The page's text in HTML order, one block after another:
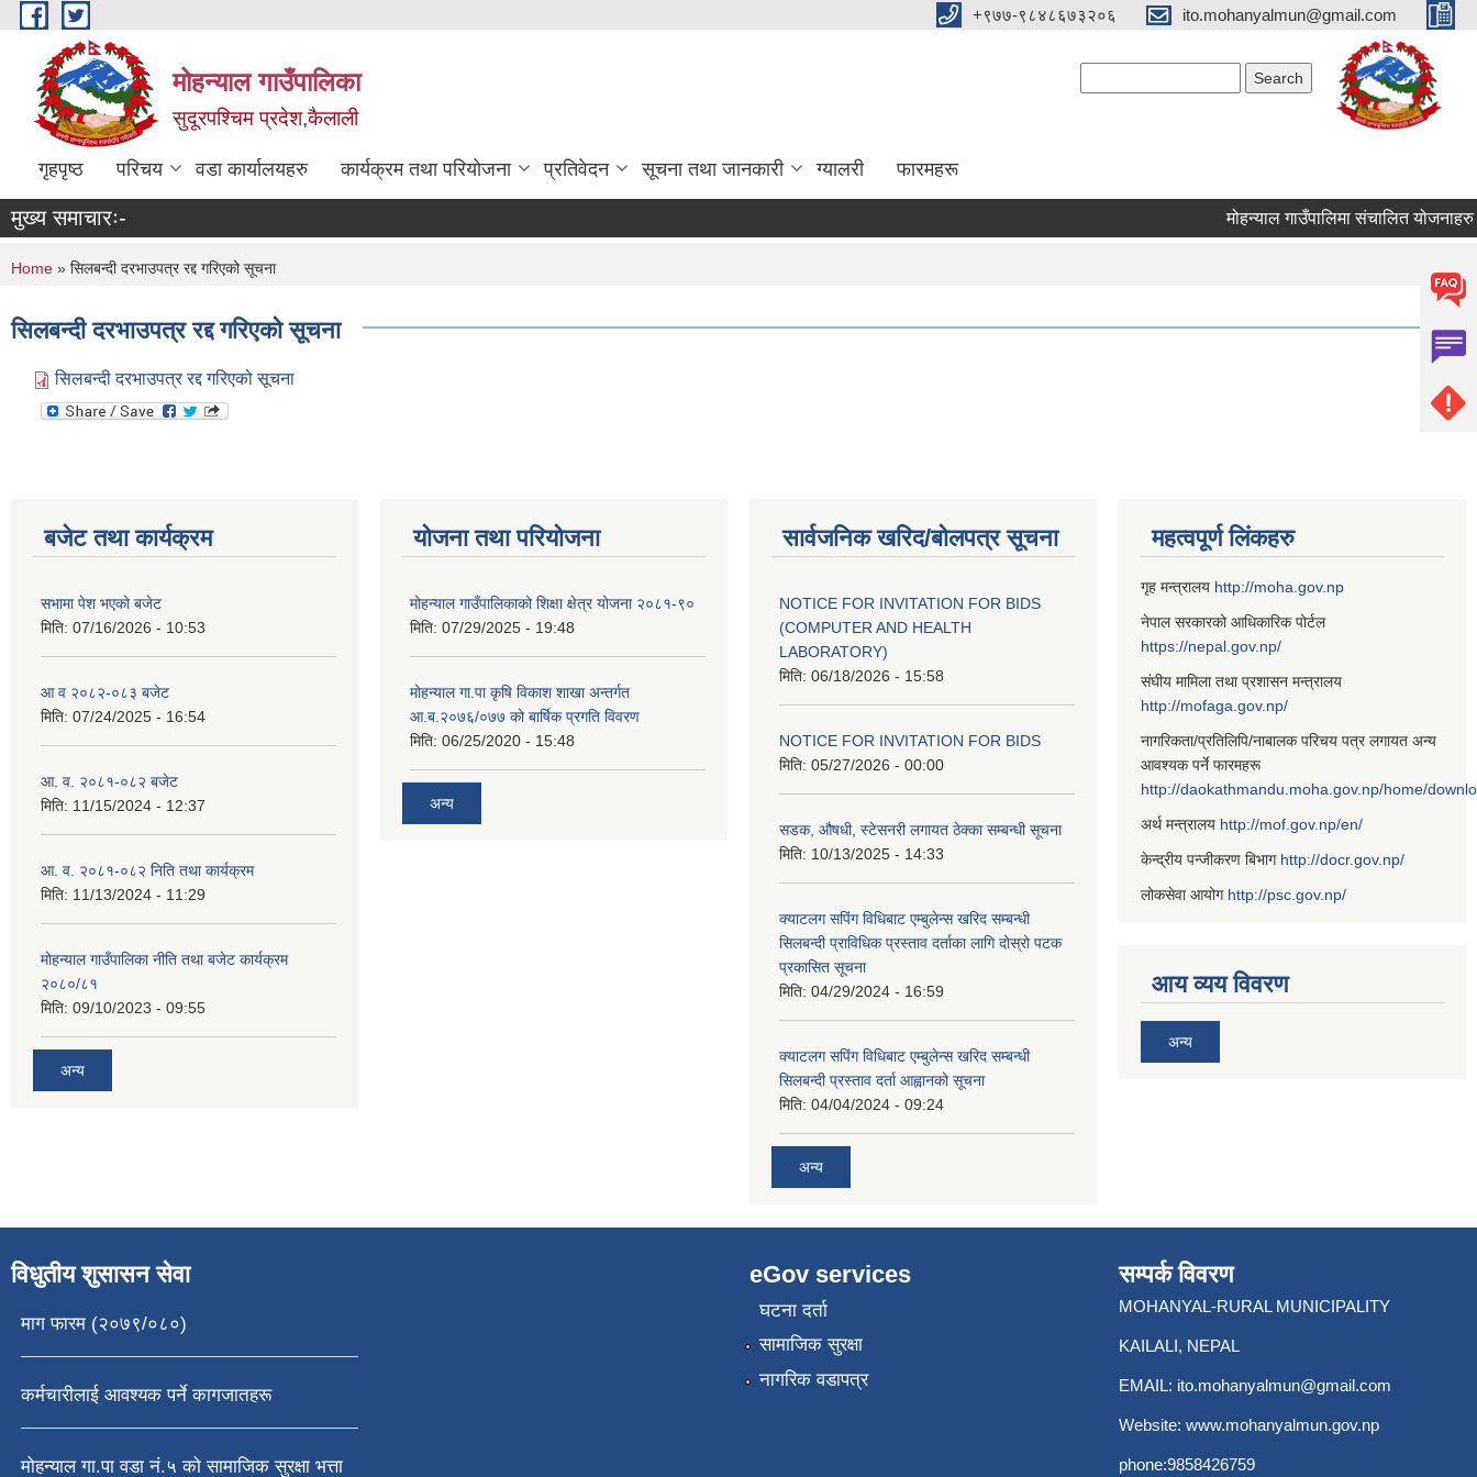
Skip to main content +९७७-९८४८६७३२०६ ito.mohanyalmun@gmail.com
मोहन्याल गाउँपालिका
सुदूरपश्चिम प्रदेश,कैलाली
गृहपृष्ठ परिचय वडा कार्यालयहरु कार्यक्रम तथा परियोजना प्रतिवेदन सूचना तथा जानकारी ग्यालरी फारमहरू
मुख्य समाचारः- मोहन्याल गाउँपालिमा संचालित
You are here
Home » सिलबन्दी दरभाउपत्र रद्द गरिएको सूचना
सिलबन्दी दरभाउपत्र रद्द गरिएको सूचना
सिलबन्दी दरभाउपत्र रद्द गरिएको सूचना
बजेट तथा कार्यक्रम
सभामा पेश भएको बजेट
मिति: 07/16/2026 - 10:53
आ व २०८२-०८३ बजेट
मिति: 07/24/2025 - 16:54
आ. व. २०८१-०८२ बजेट
मिति: 11/15/2024 - 12:37
आ. व. २०८१-०८२ निति तथा कार्यक्रम
मिति: 11/13/2024 - 11:29
मोहन्याल गाउँपालिका नीति तथा बजेट कार्यक्रम
२०८०/८१
मिति: 09/10/2023 - 09:55
अन्य
योजना तथा परियोजना
मोहन्याल गाउँपालिकाको शिक्षा क्षेत्र योजना २०८१-९०
मिति: 07/29/2025 - 19:48
मोहन्याल गा.पा कृषि विकाश शाखा अन्तर्गत
आ.ब.२०७६/०७७ को बार्षिक प्रगति विवरण
मिति: 06/25/2020 - 15:48
अन्य
सार्वजनिक खरिद/बोलपत्र सूचना
NOTICE FOR INVITATION FOR BIDS
(COMPUTER AND HEALTH
LABORATORY)
मिति: 06/18/2026 - 15:58
NOTICE FOR INVITATION FOR BIDS
मिति: 05/27/2026 - 00:00
सडक, औषधी, स्टेसनरी लगायत ठेक्का सम्बन्धी सूचना
मिति: 10/13/2025 - 14:33
क्याटलग सपिंग विधिबाट एम्बुलेन्स खरिद सम्बन्धी
सिलबन्दी प्राविधिक प्रस्ताव दर्ताका लागि दोस्रो पटक
प्रकासित सूचना
मिति: 04/29/2024 - 16:59
क्याटलग सपिंग विधिबाट एम्बुलेन्स खरिद सम्बन्धी
सिलबन्दी प्रस्ताव दर्ता आह्वानको सूचना
मिति: 04/04/2024 - 09:24
अन्य
महत्वपूर्ण लिंकहरु
गृह मन्त्रालय http://moha.gov.np
नेपाल सरकारको आधिकारिक पोर्टल
https://nepal.gov.np/
संघीय मामिला तथा प्रशासन मन्त्रालय
http://mofaga.gov.np/
नागरिकता/प्रतिलिपि/नाबालक परिचय पत्र लगायत अन्य
आवश्यक पर्ने फारमहरू
http://daokathmandu.moha.gov.np/home/
अर्थ मन्त्रालय http://mof.gov.np/en/
केन्द्रीय पन्जीकरण बिभाग http://docr.gov.np/
लोकसेवा आयोग http://psc.gov.np/
आय व्यय विवरण
अन्य
विधुतीय शुसासन सेवा
माग फारम (२०७९/०८०)
कर्मचारीलाई आवश्यक पर्ने कागजातहरू
मोहन्याल गा.पा वडा नं.५ को सामाजिक सुरक्षा भत्ता
eGov services
घटना दर्ता
सामाजिक सुरक्षा
नागरिक वडापत्र
सम्पर्क विवरण
MOHANYAL-RURAL MUNICIPALITY
KAILALI, NEPAL
EMAIL: ito.mohanyalmun@gmail.com
Website: www.mohanyalmun.gov.np
phone:9858426759